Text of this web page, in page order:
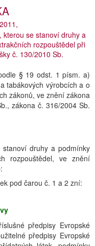
kterou se stanoví druhy a
rozpouštědel při
č. 130/2010 Sb.
§ 19 odst. 1 písm. a)
tabákových výrobcích a o
zákonů, ve znění zákona
zákona č. 316/2004 Sb.
druhy a podmínky
rozpouštědel, ve znění
pod čarou č. 1 a 2 zní:
předpisy Evropské
předpisy Evropské